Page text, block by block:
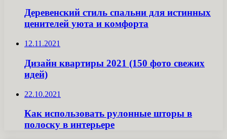
Деревенский стиль спальни для истинных
ценителей уюта и комфорта
12.11.2021
Дизайн квартиры 2021 (150 фото свежих
идей)
22.10.2021
Как использовать рулонные шторы в
полоску в интерьере